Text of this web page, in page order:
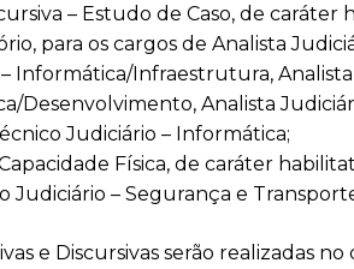
– Estudo de Caso, de caráter
para os cargos de Analista
Informática/Infraestrutura, Analista
Desenvolvimento, Analista
Judiciário – Informática;
Física, de caráter
Judiciário – Segurança e
e Discursivas serão realizadas